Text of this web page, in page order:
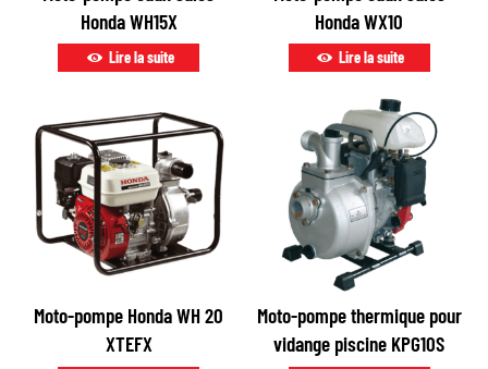
Honda WH15X
Lire la suite
Honda WX10
Lire la suite
Moto-pompe Honda WH 20
XTEFX
Moto-pompe thermique pour
vidange piscine KPG10S